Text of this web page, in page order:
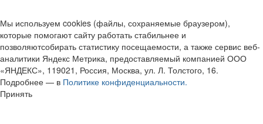
Мы используем cookies (файлы, сохраняемые браузером),
которые помогают сайту работать стабильнее и
позволяютсобирать статистику посещаемости, а также сервис веб-
аналитики Яндекс Метрика, предоставляемый компанией ООО
«ЯНДЕКС», 119021, Россия, Москва, ул. Л. Толстого, 16.
Подробнее — в Политике конфиденциальности.
Принять